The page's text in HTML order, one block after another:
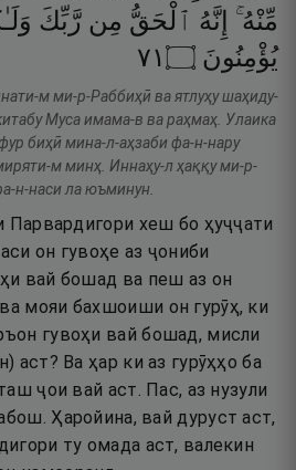
مِّنْهُ ۚ إِنَّهُ ٱلْحَقُّ مِن رَّبِّكَ
يُؤْمِنُونَ ۝١٧
м ми-р-Раббиҳӣ ва ятлуҳу шаҳиду-
Муса имама-в ва раҳмаҳ. Улаика
биҳӣ мина-л-аҳзаби фа-н-нару
м минҳ. Иннаҳу-л ҳаққу ми-р-
н-наси ла юъминун.
Парвардигори хеш бо ҳуҷҷати
он гувоҳе аз ҷониби
вай бошад ва пеш аз он
мояи бахшоиши он гурӯҳ, ки
гувоҳи вай бошад, мисли
аст? Ва ҳар ки аз гурӯҳҳо ба
ҷои вай аст. Пас, аз нузули
Ҳаройина, вай дуруст аст,
ту омада аст, валекин